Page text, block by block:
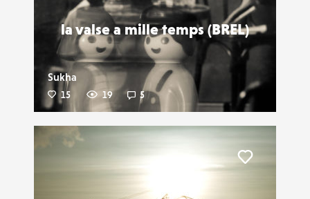
la valse a mille temps (BREL)
Sukha
15 19 5
Liker